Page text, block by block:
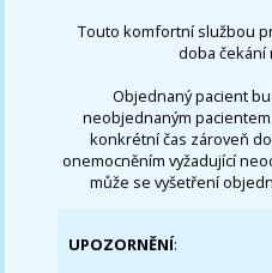
Touto komfortní službou
doba čekání
Objednaný pacient
neobjednaným
konkrétní čas zároveň
onemocněním vyžadující
může se vyšetření
UPOZORNĚNÍ: